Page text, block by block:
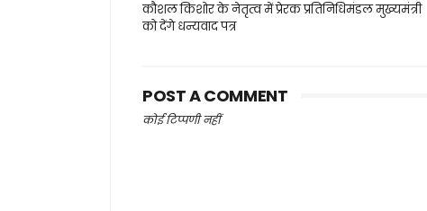
कौशल किशोर के नेतृत्व में प्रेरक प्रतिनिधिमंडल मुख्यमंत्री
को देंगे धन्यवाद पत्र
POST A COMMENT
कोई टिप्पणी नहीं